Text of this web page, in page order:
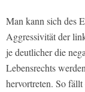
Man kann sich des
Aggressivität der
je deutlicher die
Lebensrechts
hervortreten. So